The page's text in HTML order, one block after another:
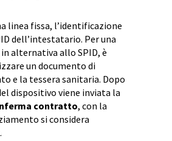
linea fissa, l’identificazione
dell’intestatario. Per una
alternativa allo SPID, è
un documento di
e la tessera sanitaria. Dopo
dispositivo viene inviata la
contratto, con la
si considera